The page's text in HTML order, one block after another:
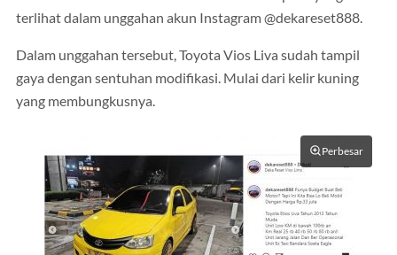
terlihat dalam unggahan akun Instagram @dekareset888.
Dalam unggahan tersebut, Toyota Vios Liva sudah tampil
gaya dengan sentuhan modifikasi. Mulai dari kelir kuning
yang membungkusnya.
Perbesar